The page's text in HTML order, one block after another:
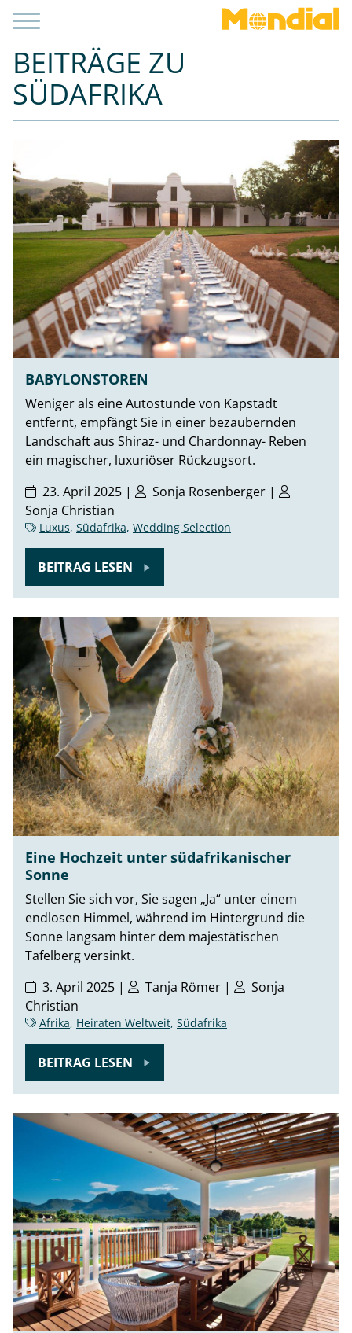
BEITRÄGE ZU
SÜDAFRIKA
BABYLONSTOREN
Weniger als eine Autostunde von Kapstadt
entfernt, empfängt Sie in einer bezaubernden
Landschaft aus Shiraz- und Chardonnay- Reben
ein magischer, luxuriöser Rückzugsort.
23. April 2025 |
Sonja Rosenberger |
Sonja Christian
Luxus, Südafrika, Wedding Selection
BEITRAG LESEN
Eine Hochzeit unter südafrikanischer
Sonne
Stellen Sie sich vor, Sie sagen „Ja“ unter einem
endlosen Himmel, während im Hintergrund die
Sonne langsam hinter dem majestätischen
Tafelberg versinkt.
3. April 2025 |
Tanja Römer |
Sonja
Christian
Afrika, Heiraten Weltweit, Südafrika
BEITRAG LESEN